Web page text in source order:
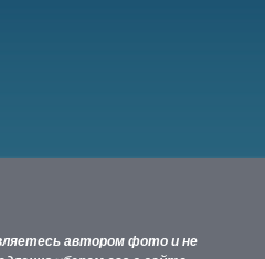
автором фото и не